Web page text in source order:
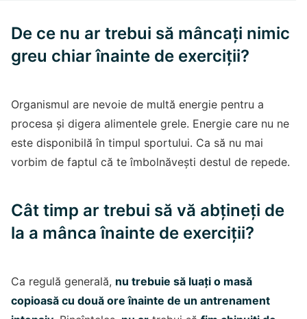
De ce nu ar trebui să mâncați nimic
greu chiar înainte de exerciții?
Organismul are nevoie de multă energie pentru a
procesa și digera alimentele grele. Energie care nu ne
este disponibilă în timpul sportului. Ca să nu mai
vorbim de faptul că te îmbolnăvești destul de repede.
Cât timp ar trebui să vă abțineți de
la a mânca înainte de exerciții?
Ca regulă generală, nu trebuie să luați o masă
copioasă cu două ore înainte de un antrenament